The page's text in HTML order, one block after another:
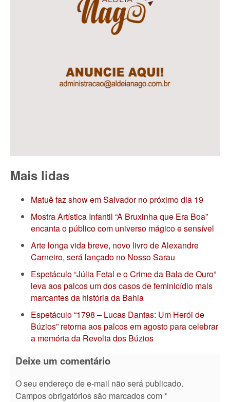
Mais lidas
Matuê faz show em Salvador no próximo dia 19
Mostra Artística Infantil “A Bruxinha que Era Boa”
encanta o público com universo mágico e sensível
Arte longa vida breve, novo livro de Alexandre
Carneiro, será lançado no Nosso Sarau
Espetáculo “Júlia Fetal e o Crime da Bala de Ouro”
leva aos palcos um dos casos de feminicídio mais
marcantes da história da Bahia
Espetáculo “1798 – Lucas Dantas: Um Herói de
Búzios” retorna aos palcos em agosto para celebrar
a memória da Revolta dos Búzios
Deixe um comentário
O seu endereço de e-mail não será publicado.
Campos obrigatórios são marcados com *